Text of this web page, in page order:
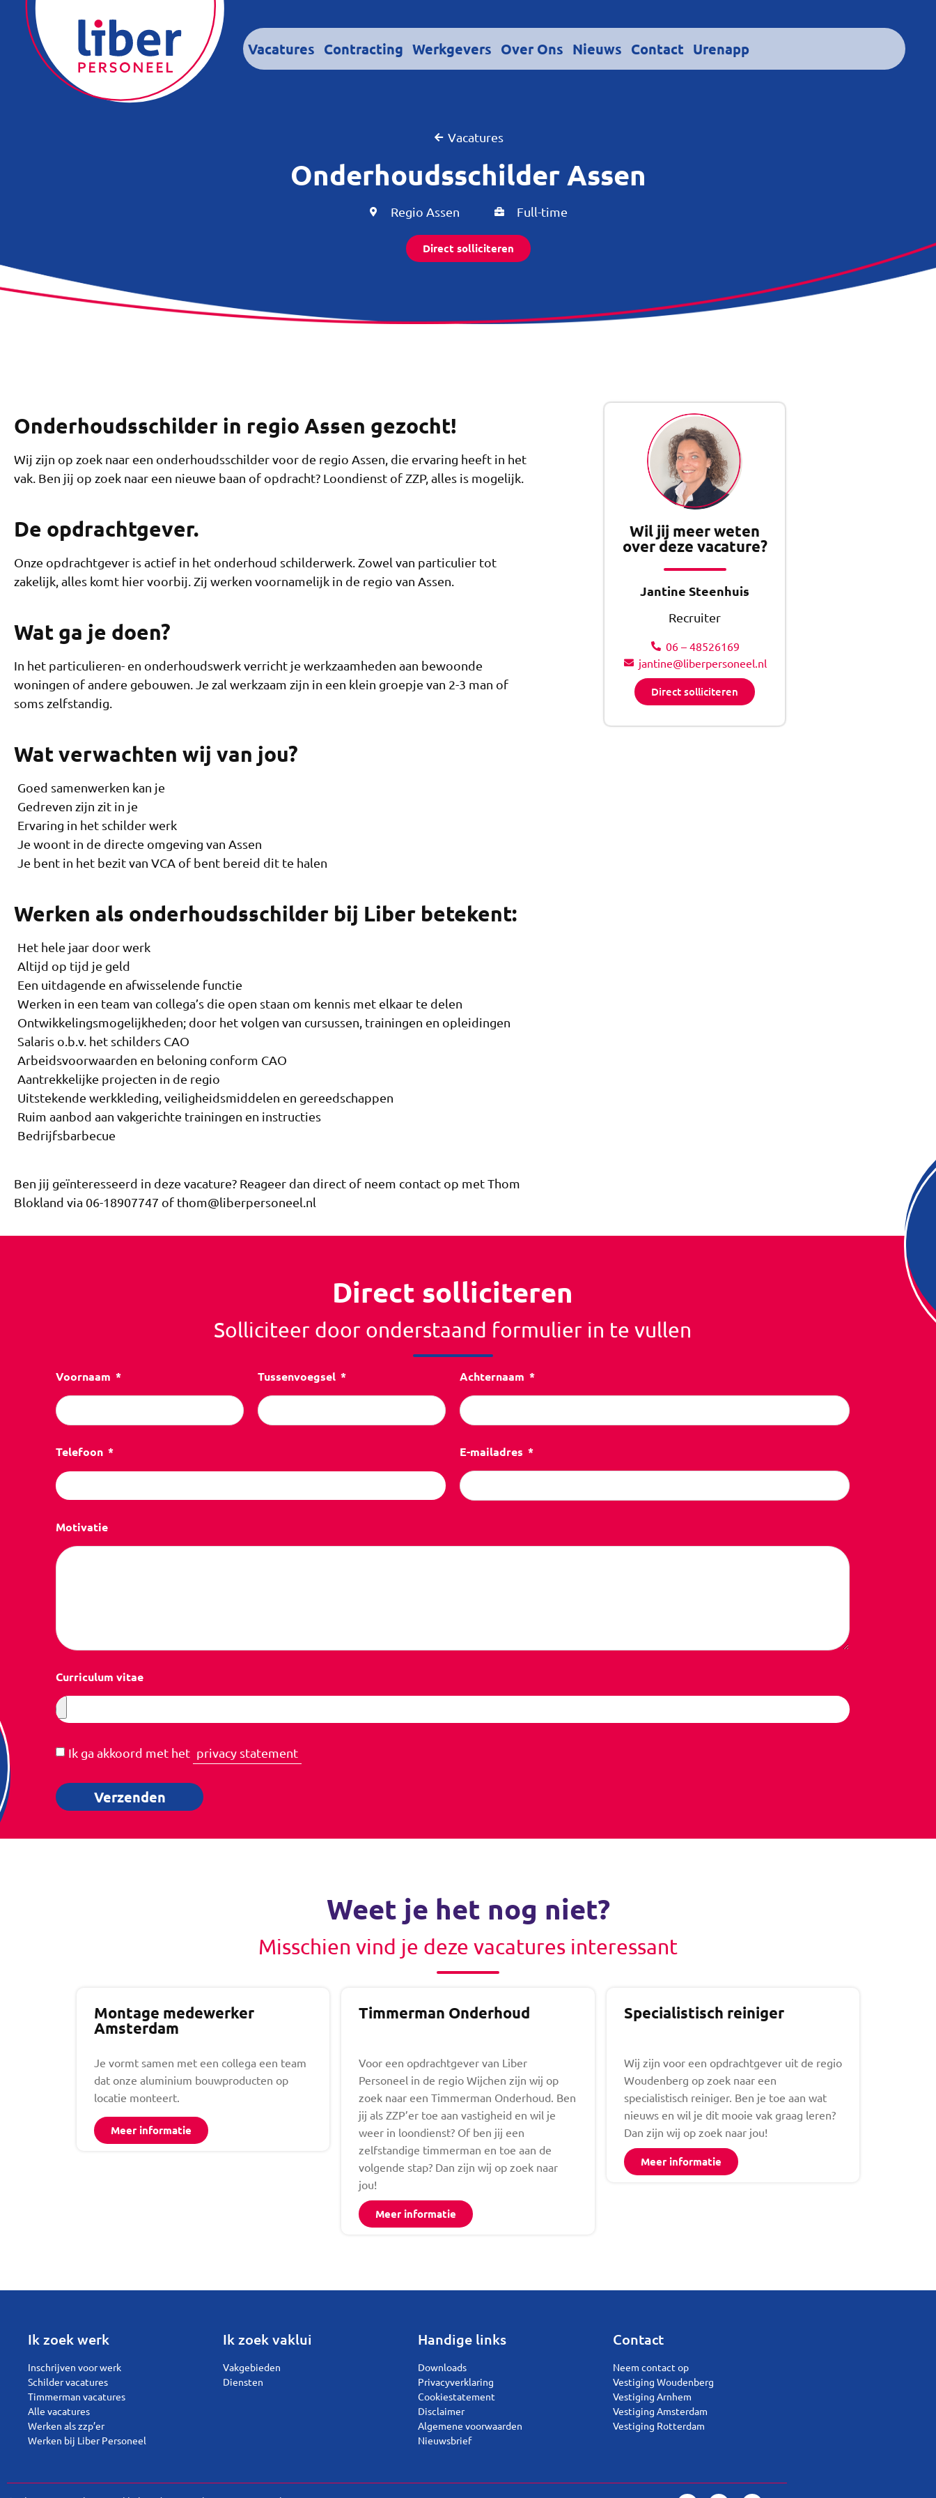
Vacatures Contracting Werkgevers Over Ons Nieuws Contact Urenapp
Vacatures
Onderhoudsschilder Assen
Regio Assen Full-time
Direct solliciteren
Onderhoudsschilder in regio Assen gezocht!
Wij zijn op zoek naar een onderhoudsschilder voor de regio Assen, die ervaring heeft in het
vak. Ben jij op zoek naar een nieuwe baan of opdracht? Loondienst of ZZP, alles is mogelijk.
De opdrachtgever.
Onze opdrachtgever is actief in het onderhoud schilderwerk. Zowel van particulier tot
zakelijk, alles komt hier voorbij. Zij werken voornamelijk in de regio van Assen.
Wat ga je doen?
In het particulieren- en onderhoudswerk verricht je werkzaamheden aan bewoonde
woningen of andere gebouwen. Je zal werkzaam zijn in een klein groepje van 2-3 man of
soms zelfstandig.
Wat verwachten wij van jou?
Goed samenwerken kan je
Gedreven zijn zit in je
Ervaring in het schilder werk
Je woont in de directe omgeving van Assen
Je bent in het bezit van VCA of bent bereid dit te halen
Werken als onderhoudsschilder bij Liber betekent:
Het hele jaar door werk
Altijd op tijd je geld
Een uitdagende en afwisselende functie
Werken in een team van collega’s die open staan om kennis met elkaar te delen
Ontwikkelingsmogelijkheden; door het volgen van cursussen, trainingen en opleidingen
Salaris o.b.v. het schilders CAO
Arbeidsvoorwaarden en beloning conform CAO
Aantrekkelijke projecten in de regio
Uitstekende werkkleding, veiligheidsmiddelen en gereedschappen
Ruim aanbod aan vakgerichte trainingen en instructies
Bedrijfsbarbecue
Ben jij geïnteresseerd in deze vacature? Reageer dan direct of neem contact op met Thom
Blokland via 06-18907747 of thom@liberpersoneel.nl
Wil jij meer weten
over deze vacature?
Jantine Steenhuis
Recruiter
06 – 48526169
jantine@liberpersoneel.nl
Direct solliciteren
Direct solliciteren
Solliciteer door onderstaand formulier in te vullen
Voornaam Tussenvoegsel Achternaam
Telefoon E-mailadres
Motivatie
Curriculum vitae
Ik ga akkoord met het privacy statement
Verzenden
Weet je het nog niet?
Misschien vind je deze vacatures interessant
Montage medewerker
Amsterdam
Je vormt samen met een collega een team
dat onze aluminium bouwproducten op
locatie monteert.
Meer informatie
Timmerman Onderhoud
Voor een opdrachtgever van Liber
Personeel in de regio Wijchen zijn wij op
zoek naar een Timmerman Onderhoud. Ben
jij als ZZP’er toe aan vastigheid en wil je
weer in loondienst? Of ben jij een
zelfstandige timmerman en toe aan de
volgende stap? Dan zijn wij op zoek naar
jou!
Meer informatie
Specialistisch reiniger
Wij zijn voor een opdrachtgever uit de regio
Woudenberg op zoek naar een
specialistisch reiniger. Ben je toe aan wat
nieuws en wil je dit mooie vak graag leren?
Dan zijn wij op zoek naar jou!
Meer informatie
Ik zoek werk
Inschrijven voor werk
Schilder vacatures
Timmerman vacatures
Alle vacatures
Werken als zzp’er
Werken bij Liber Personeel
Ik zoek vaklui
Vakgebieden
Diensten
Handige links
Downloads
Privacyverklaring
Cookiestatement
Disclaimer
Algemene voorwaarden
Nieuwsbrief
Contact
Neem contact op
Vestiging Woudenberg
Vestiging Arnhem
Vestiging Amsterdam
Vestiging Rotterdam